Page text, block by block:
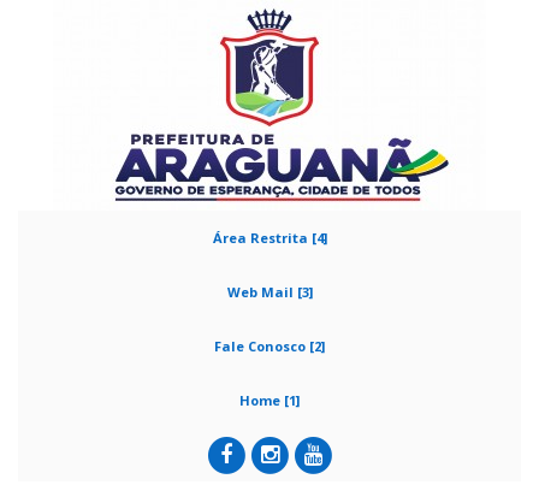
Área Restrita [4]
Web Mail [3]
Fale Conosco [2]
Home [1]